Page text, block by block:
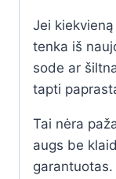
Jei
tenka iš
sode ar
tapti
Tai nėra
augs be